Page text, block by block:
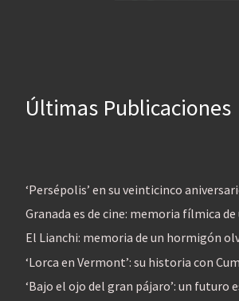
Últimas Publicaciones
‘Persépolis’ en su veinticinco
Granada es de cine: memoria fílmica
El Lianchi: memoria de un hormigón
‘Lorca en Vermont’: su historia con
‘Bajo el ojo del gran pájaro’: un futuro